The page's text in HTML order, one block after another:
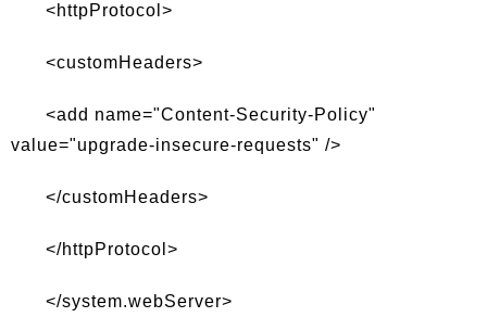
<httpProtocol>
<customHeaders>
<add name="Content-Security-Policy"
value="upgrade-insecure-requests" />
</customHeaders>
</httpProtocol>
</system.webServer>